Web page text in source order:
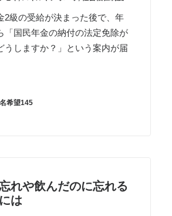
2級の受給が決まった後で、年
「国民年金の納付の法定免除が
うしますか？」という案内が届
希望145
れや飲んだのに忘れる
は